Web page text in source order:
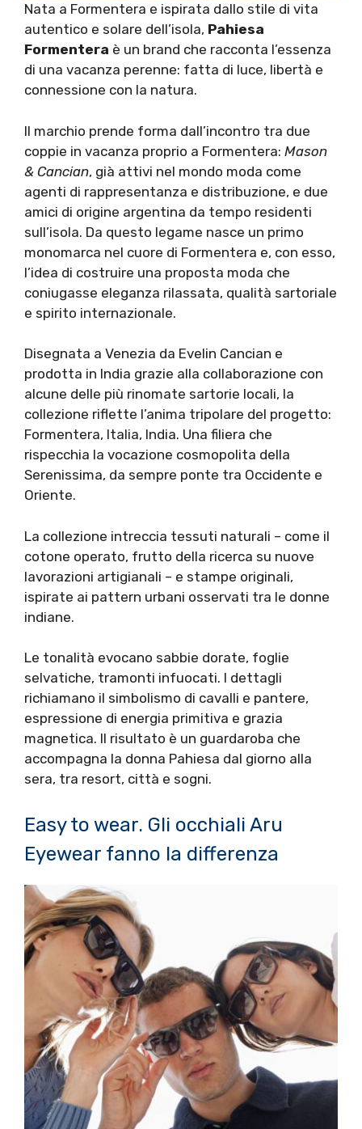
Nata a Formentera e ispirata dallo stile di vita
autentico e solare dell’isola, Pahiesa
Formentera è un brand che racconta l’essenza
di una vacanza perenne: fatta di luce, libertà e
connessione con la natura.
Il marchio prende forma dall’incontro tra due
coppie in vacanza proprio a Formentera: Mason
& Cancian, già attivi nel mondo moda come
agenti di rappresentanza e distribuzione, e due
amici di origine argentina da tempo residenti
sull’isola. Da questo legame nasce un primo
monomarca nel cuore di Formentera e, con esso,
l’idea di costruire una proposta moda che
coniugasse eleganza rilassata, qualità sartoriale
e spirito internazionale.
Disegnata a Venezia da Evelin Cancian e
prodotta in India grazie alla collaborazione con
alcune delle più rinomate sartorie locali, la
collezione riflette l’anima tripolare del progetto:
Formentera, Italia, India. Una filiera che
rispecchia la vocazione cosmopolita della
Serenissima, da sempre ponte tra Occidente e
Oriente.
La collezione intreccia tessuti naturali – come il
cotone operato, frutto della ricerca su nuove
lavorazioni artigianali – e stampe originali,
ispirate ai pattern urbani osservati tra le donne
indiane.
Le tonalità evocano sabbie dorate, foglie
selvatiche, tramonti infuocati. I dettagli
richiamano il simbolismo di cavalli e pantere,
espressione di energia primitiva e grazia
magnetica. Il risultato è un guardaroba che
accompagna la donna Pahiesa dal giorno alla
sera, tra resort, città e sogni.
Easy to wear. Gli occhiali Aru
Eyewear fanno la differenza